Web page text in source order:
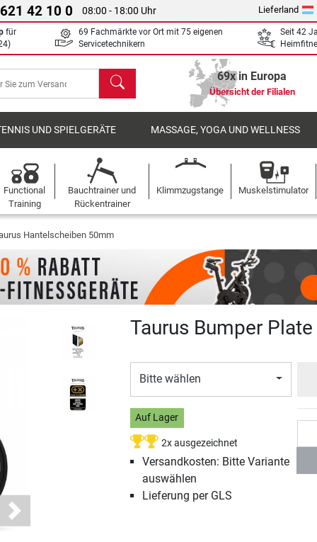
42 10 0 08:00 - 18:00 Uhr Lieferland
für
69 Fachmärkte vor Ort mit 75 eigenen
Servicetechnikern
Seit 42
Suchen 69x in Europa
Übersicht der Filialen
UND SPIELGERÄTE MASSAGE, YOGA UND WELLNESS
Functional
Training
Bauchtrainer und
Rückentrainer
Klimmzugstange Muskelstimulator
Hantelscheiben 50mm
Next
Taurus Bumper
Bitte wählen
Auf Lager
2x ausgezeichnet
Versandkosten: Bitte Variante
auswählen
Lieferung per GLS